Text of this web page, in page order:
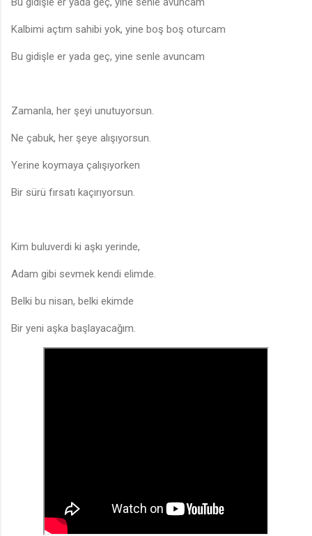
Kalbimi açtım sahibi yok, yine boş boş oturcam
Bu gidişle er yada geç, yine senle avuncam
Zamanla, her şeyi unutuyorsun.
Ne çabuk, her şeye alışıyorsun.
Yerine koymaya çalışıyorken
Bir sürü fırsatı kaçırıyorsun.
Kim buluverdi ki aşkı yerinde,
Adam gibi sevmek kendi elimde.
Belki bu nisan, belki ekimde
Bir yeni aşka başlayacağım.